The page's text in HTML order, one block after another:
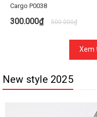
Cargo P0038
300.000₫ 500.000₫
Xem
New style 2025